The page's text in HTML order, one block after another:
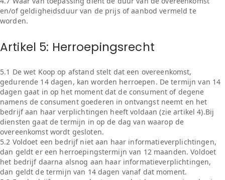
en/of geldigheidsduur van de prijs of aanbod vermeld te
worden.
Artikel 5: Herroepingsrecht
5.1 De wet Koop op afstand stelt dat een overeenkomst,
gedurende 14 dagen, kan worden herroepen. De termijn van 14
dagen gaat in op het moment dat de consument of degene
namens de consument goederen in ontvangst neemt en het
bedrijf aan haar verplichtingen heeft voldaan (zie artikel 4).Bij
diensten gaat de termijn in op de dag van waarop de
overeenkomst wordt gesloten.
5.2 Voldoet een bedrijf niet aan haar informatieverplichtingen,
dan geldt er een herroepingstermijn van 12 maanden. Voldoet
het bedrijf daarna alsnog aan haar informatieverplichtingen,
dan geldt de termijn van 14 dagen vanaf dat moment.